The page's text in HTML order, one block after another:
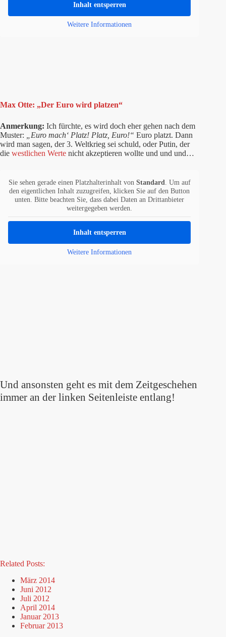
Inhalt entsperren
Weitere Informationen
Max Otte: „Der Euro wird platzen“
Anmerkung: Ich fürchte, es wird doch eher gehen nach dem
Muster:
„Euro mach‘ Platz! Platz, Euro!“ Euro platzt. Dann
wird man sagen, der 3. Weltkrieg sei schuld, oder Putin, der
die westlichen Werte nicht akzeptieren wollte und und und…
Sie sehen gerade einen Platzhalterinhalt von Standard
. Um auf
den eigentlichen Inhalt zuzugreifen, klicken Sie auf den Button
unten. Bitte beachten Sie, dass dabei Daten an Drittanbieter
weitergegeben werden.
Inhalt entsperren
Weitere Informationen
Und ansonsten geht es mit dem Zeitgeschehen
immer an der linken Seitenleiste entlang!
Related Posts:
März 2014
Juni 2012
Juli 2012
April 2014
Januar 2013
Februar 2013